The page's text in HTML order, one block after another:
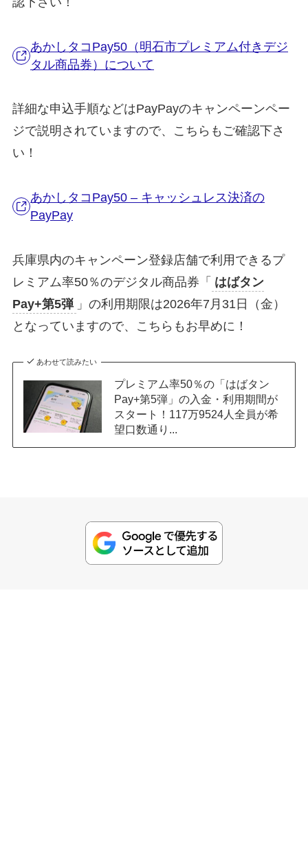
あかしタコPay50（明石市プレミアム付きデジ
タル商品券）について
詳細な申込手順などはPayPayのキャンペーンペー
ジで説明されていますので、こちらもご確認下さ
い！
あかしタコPay50 – キャッシュレス決済の
PayPay
兵庫県内のキャンペーン登録店舗で利用できるプ
レミアム率50％のデジタル商品券「 はばタン
Pay+第5弾 」の利用期限は2026年7月31日（金）
となっていますので、こちらもお早めに！
あわせて読みたい
プレミアム率50％の「はばタン
Pay+第5弾」の入金・利用期間が
スタート！117万9524人全員が希
望口数通り...